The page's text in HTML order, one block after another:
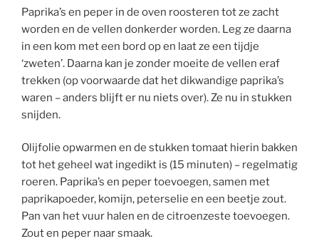
Paprika’s en peper in de oven roosteren tot ze zacht
worden en de vellen donkerder worden. Leg ze daarna
in een kom met een bord op en laat ze een tijdje
‘zweten’. Daarna kan je zonder moeite de vellen eraf
trekken (op voorwaarde dat het dikwandige paprika’s
waren – anders blijft er nu niets over). Ze nu in stukken
snijden.
Olijfolie opwarmen en de stukken tomaat hierin bakken
tot het geheel wat ingedikt is (15 minuten) – regelmatig
roeren. Paprika’s en peper toevoegen, samen met
paprikapoeder, komijn, peterselie en een beetje zout.
Pan van het vuur halen en de citroenzeste toevoegen.
Zout en peper naar smaak.